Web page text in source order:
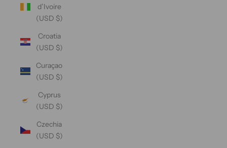
d’Ivoire
(USD $)
Croatia
(USD $)
Curaçao
(USD $)
Cyprus
(USD $)
Czechia
(USD $)